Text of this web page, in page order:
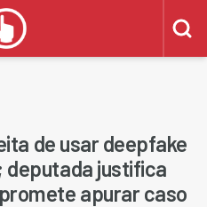
de usar deepfake
deputada justifica
apurar caso